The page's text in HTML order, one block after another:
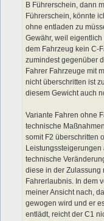
B Führerschein, dann
Führerschein, könnte
ohne entladen zu
Gewähr, weil
dem Fahrzeug kein C-
zumindest gegenüber
Fahrer Fahrzeuge mit
nicht überschritten ist
diesem Gewicht auch
Variante Fahren ohne
technische
somit F2 überschritten
technische
diese in der Zulassung
Fahrerlaubnis. In dem
meiner Ansicht nach,
gewogen wird und er
entlädt, reicht der C1